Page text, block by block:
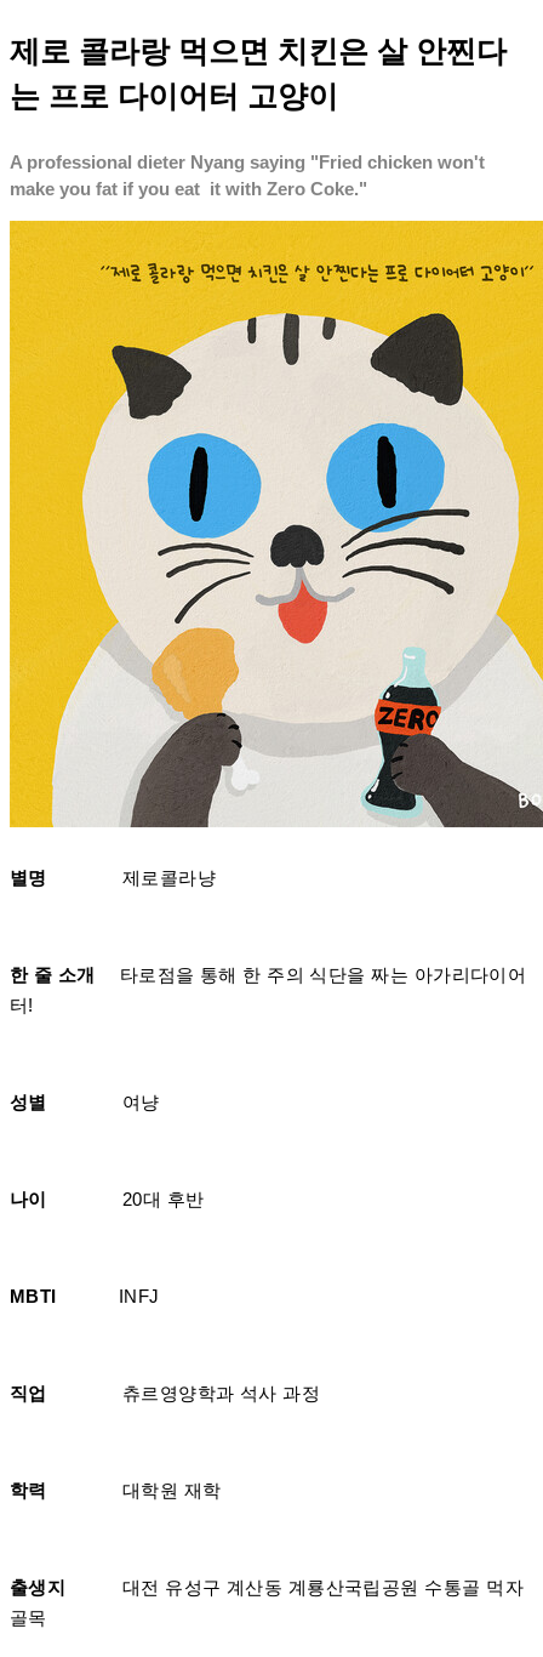
제로 콜라랑 먹으면 치킨은 살 안찐다
는 프로 다이어터 고양이
A professional dieter Nyang saying "Fried chicken won't
make you fat if you eat it with Zero Coke."
별명 제로콜라냥
한 줄 소개
타로점을 통해 한 주의 식단을 짜는 아가리다이어
터!
성별 여냥
나이 20대 후반
MBTI INFJ
직업 츄르영양학과 석사 과정
학력 대학원 재학
출생지
대전 유성구 계산동 계룡산국립공원 수통골 먹자
골목